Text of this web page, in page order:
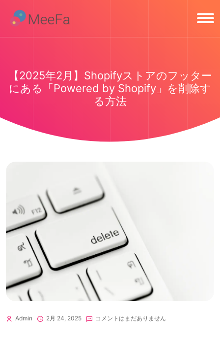
【2025年2月】Shopifyストアのフッター
にある「Powered by Shopify」を削除す
る方法
Admin 2月 24, 2025 コメントはまだありません